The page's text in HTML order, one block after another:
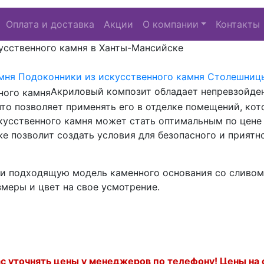
Оплата и доставка Акции О компании
Контакты
камня в Ханты-Мансийске
Подоконники из искусственного камня
Акриловый композит обладает
позволяет применять его в отделке помещений,
камня может стать оптимальным по
позволит создать условия для безопасного и
подходящую модель каменного основания со
и цвет на свое усмотрение.
цены у менеджеров по телефону! Цены на